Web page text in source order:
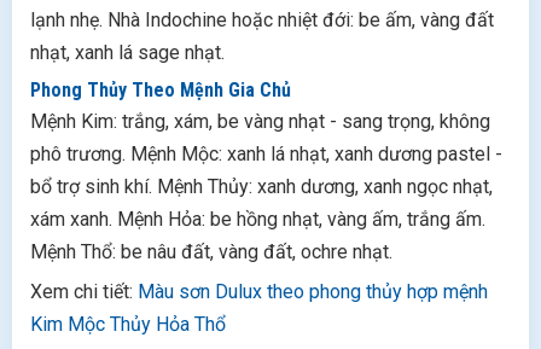
lạnh nhẹ. Nhà Indochine hoặc nhiệt đới: be ấm, vàng đất
nhạt, xanh lá sage nhạt.
Phong Thủy Theo Mệnh Gia Chủ
Mệnh Kim: trắng, xám, be vàng nhạt - sang trọng, không
phô trương. Mệnh Mộc: xanh lá nhạt, xanh dương pastel -
bổ trợ sinh khí. Mệnh Thủy: xanh dương, xanh ngọc nhạt,
xám xanh. Mệnh Hỏa: be hồng nhạt, vàng ấm, trắng ấm.
Mệnh Thổ: be nâu đất, vàng đất, ochre nhạt.
Xem chi tiết: Màu sơn Dulux theo phong thủy hợp mệnh
Kim Mộc Thủy Hỏa Thổ